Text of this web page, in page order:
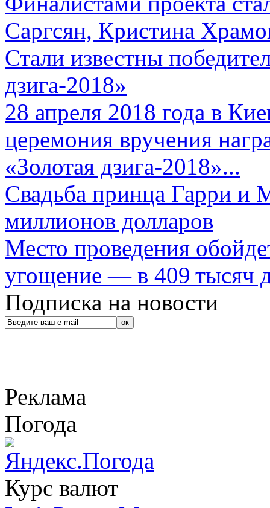
Саргсян, Кристина
Стали известны
дзига-2018»
28 апреля 2018 года в
церемония вручения
«Золотая дзига-2018»...
Свадьба принца Гарри и
миллионов долларов
Место проведения
угощение — в 409 тысяч
Подписка на новости
Реклама
Погода
Курс валют